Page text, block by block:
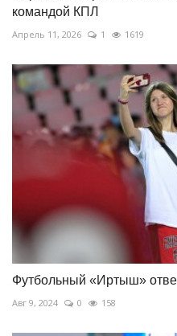
командой КПЛ
Апрель 11, 2026 1 1619
Футбольный «Иртыш»
Авг 9, 2024 0 158